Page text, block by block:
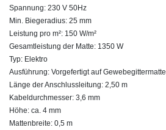
Spannung: 230 V 50Hz
Min. Biegeradius: 25 mm
Leistung pro m²: 150 W/m²
Gesamtleistung der Matte: 1350 W
Typ: Elektro
Ausführung: Vorgefertigt auf Gewebegittermatte
Länge der Anschlussleitung: 2,50 m
Kabeldurchmesser: 3,6 mm
Höhe: ca. 4 mm
Mattenbreite: 0,5 m